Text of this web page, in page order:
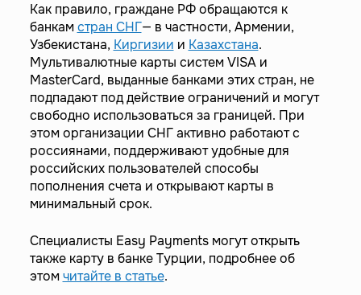
Как правило, граждане РФ обращаются к
банкамстран СНГ— в частности, Армении,
Узбекистана, Киргизии и Казахстана.
Мультивалютные карты систем VISA и
MasterCard, выданные банками этих стран, не
подпадают под действие ограничений и могут
свободно использоваться за границей. При
этом организации СНГ активно работают с
россиянами, поддерживают удобные для
российских пользователей способы
пополнения счета и открывают карты в
минимальный срок.
Специалисты Easy Payments могут открыть
также карту в банке Турции, подробнее об
этомчитайте в статье.